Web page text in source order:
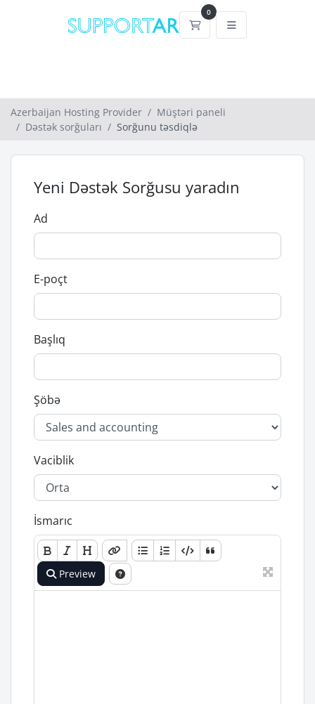
0
Səbət
Azerbaijan Hosting Provider
Müştəri paneli
Dəstək sorğuları
Sorğunu təsdiqlə
Yeni Dəstək Sorğusu yaradın
Ad
E-poçt
Başlıq
Şöbə
Vaciblik
İsmarıc
Preview